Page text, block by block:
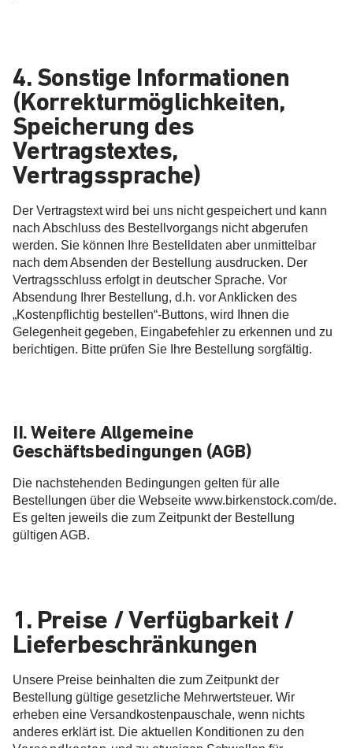
4. Sonstige Informationen
(Korrekturmöglichkeiten,
Speicherung des
Vertragstextes,
Vertragssprache)
Der Vertragstext wird bei uns nicht gespeichert und kann
nach Abschluss des Bestellvorgangs nicht abgerufen
werden. Sie können Ihre Bestelldaten aber unmittelbar
nach dem Absenden der Bestellung ausdrucken. Der
Vertragsschluss erfolgt in deutscher Sprache. Vor
Absendung Ihrer Bestellung, d.h. vor Anklicken des
„Kostenpflichtig bestellen“-Buttons, wird Ihnen die
Gelegenheit gegeben, Eingabefehler zu erkennen und zu
berichtigen. Bitte prüfen Sie Ihre Bestellung sorgfältig.
II. Weitere Allgemeine
Geschäftsbedingungen (AGB)
Die nachstehenden Bedingungen gelten für alle
Bestellungen über die Webseite www.birkenstock.com/de.
Es gelten jeweils die zum Zeitpunkt der Bestellung
gültigen AGB.
1. Preise / Verfügbarkeit /
Lieferbeschränkungen
Unsere Preise beinhalten die zum Zeitpunkt der
Bestellung gültige gesetzliche Mehrwertsteuer. Wir
erheben eine Versandkostenpauschale, wenn nichts
anderes erklärt ist. Die aktuellen Konditionen zu den